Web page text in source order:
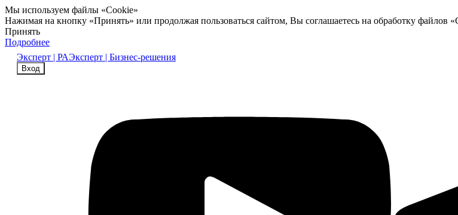
Мы используем файлы «Cookie»
Нажимая на кнопку «Принять» или продолжая пользоваться сайтом, Вы соглашаетесь на обработку
Принять
Подробнее
Эксперт | РАЭксперт | Бизнес-решения
Вход